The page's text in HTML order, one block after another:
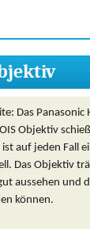
Das Panasonic
Objektiv
auf jeden Fall
Das Objektiv
aussehen und
können.